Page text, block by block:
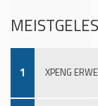
1 XPENG